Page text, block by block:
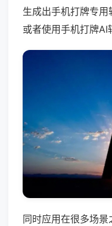
生成出手机打牌专
或者使用手机打牌AI
同时应用在很多场